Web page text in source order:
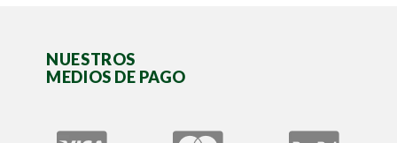
NUESTROS
MEDIOS DE PAGO